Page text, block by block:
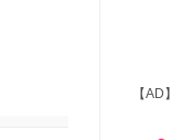
【AD】